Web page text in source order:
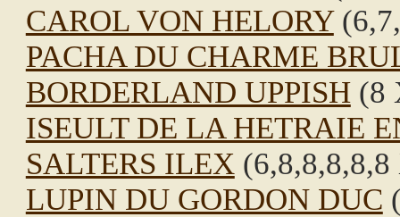
CAROL VON HELORY
PACHA DU CHARME
BORDERLAND UPPISH(8
ISEULT DE LA HETRAIE
SALTERS ILEX
LUPIN DU GORDON DUC